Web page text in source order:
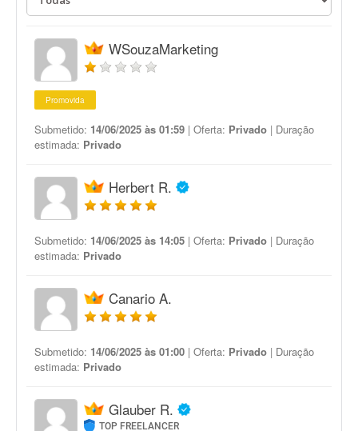
WSouzaMarketing
Promovida
Submetido: 14/06/2025 às 01:59 | Oferta: Privado | Duração
estimada: Privado
Herbert R.
Submetido: 14/06/2025 às 14:05 | Oferta: Privado | Duração
estimada: Privado
Canario A.
Submetido: 14/06/2025 às 01:00 | Oferta: Privado | Duração
estimada: Privado
Glauber R.
TOP FREELANCER